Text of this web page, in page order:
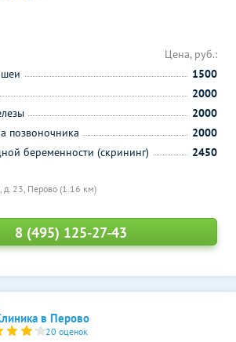
д. 23, Перово (1.16 км)
Цена, руб.:
1500
2000
2000
позвоночника
2000
беременности (скрининг)
2450
8 (495) 125-27-43
в Перово
20 оценок